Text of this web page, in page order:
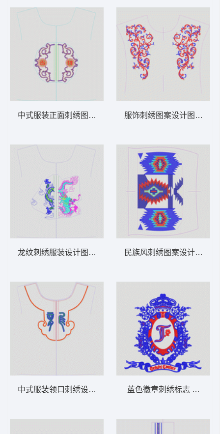
中式服装正面刺绣图案 民族
龙纹刺绣服装设计图 龙动物
中式服装领口刺绣设计图 吉祥民族
服饰刺绣图案设计图 抽象
民族风刺绣图案设计图 几
蓝色徽章刺绣标志 徽章